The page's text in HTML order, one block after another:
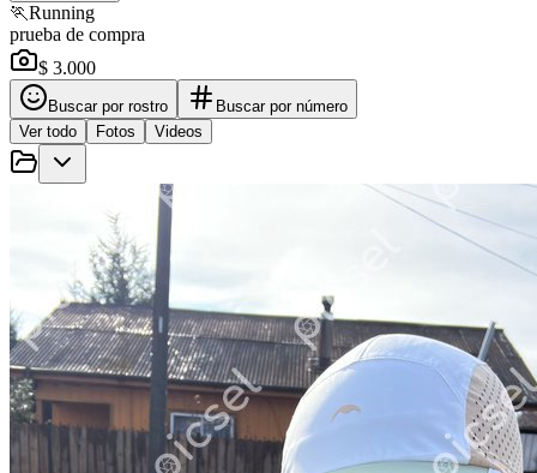
🏃Running
prueba de compra
$ 3.000
Buscar por rostro
Buscar por número
Ver todo
Fotos Videos